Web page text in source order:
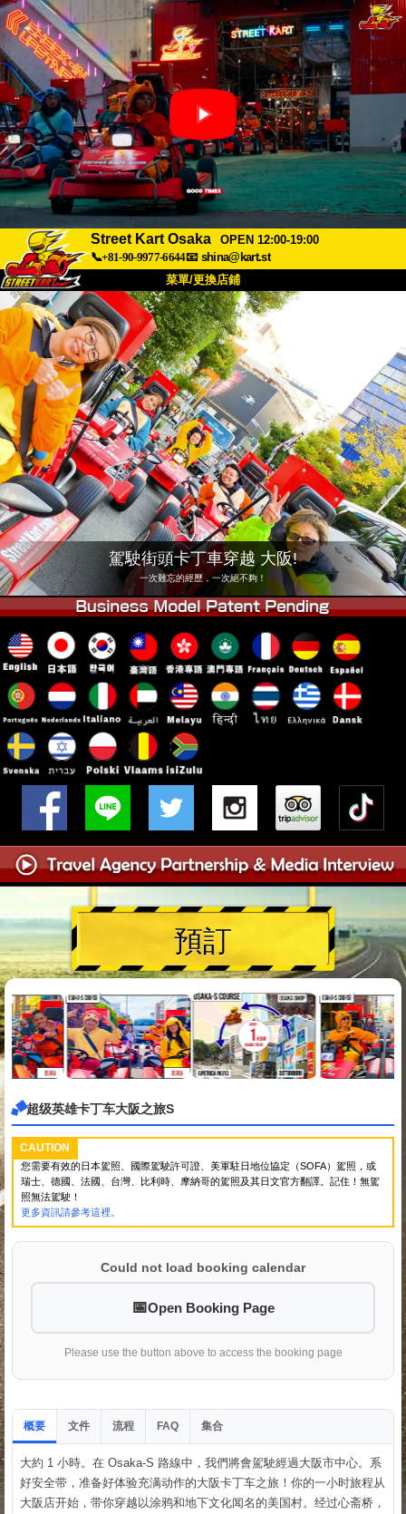
Street Kart Osaka
OPEN 12:00-19:00
📞+81-90-9977-6644📧 shina@kart.st
菜單/更換店鋪
首頁
關於 規格
交通方式 顧客聲音
公司 預訂
更換店鋪
東京品川 #1 東京秋葉原#1
東京秋葉原#2 東京澀谷
東京澀谷附屬 東京灣
東京淺草 大阪
沖繩
駕駛街頭卡丁車穿越 大阪!
一次難忘的經歷，一次絕不夠！
預訂
超级英雄卡丁车大阪之旅S
CAUTION
您需要有效的日本駕照、國際駕駛許可證、美軍駐日地位協定（SOFA）駕照，或
瑞士、德國、法國、台灣、比利時、摩納哥的駕照及其日文官方翻譯。記住！無駕
照無法駕駛！
更多資訊請參考這裡。
Could not load booking calendar
Open Booking Page
Please use the button above to access the booking page
概要 文件 流程 FAQ 集合
大約 1 小時。在 Osaka-S 路線中，我們將會駕駛經過大阪市中心。系
好安全带，准备好体验充满动作的大阪卡丁车之旅！你的一小时旅程从
大阪店开始，带你穿越以涂鸦和地下文化闻名的美国村。经过心斋桥，